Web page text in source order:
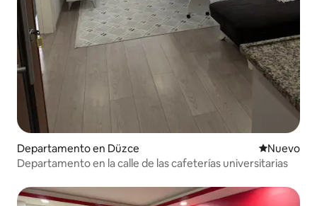
Departamento en Düzce Nuevo
Nuevo
Departamento en la calle de las cafeterías universitarias